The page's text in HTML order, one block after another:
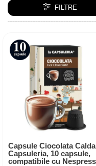
FILTRE
Capsule Ciocolata
Capsuleria, 10 capsule,
compatibile cu